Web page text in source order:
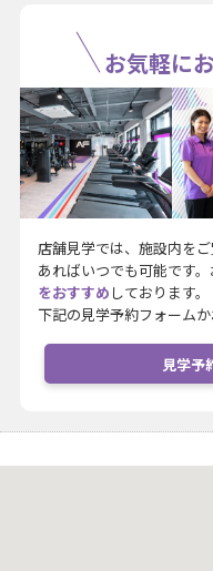
お気軽に
店舗見学では、施設内を
あればいつでも可能です
をおすすめ しております。
下記の見学予約フォーム
見学予